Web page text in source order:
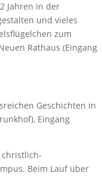
Jahren in der
und vieles
zum
Rathaus (Eingang
Geschichten in
Eingang
Beim Lauf über